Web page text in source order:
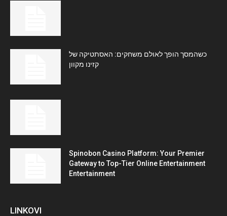
כשהמסך הופך לאולם משחקים: האסתטיקה של
קזינו מקוון
Spinobon Casino Platform: Your Premier
Gateway to Top-Tier Online Entertainment
Entertainment
LINKOVI